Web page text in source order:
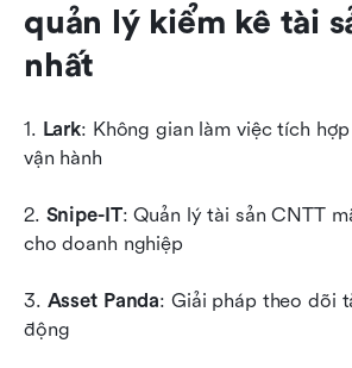
quản lý kiểm kê tài
nhất
1. Lark: Không gian làm việc tích
vận hành
2. Snipe-IT: Quản lý tài sản CNTT
cho doanh nghiệp
3. Asset Panda: Giải pháp theo dõi
động